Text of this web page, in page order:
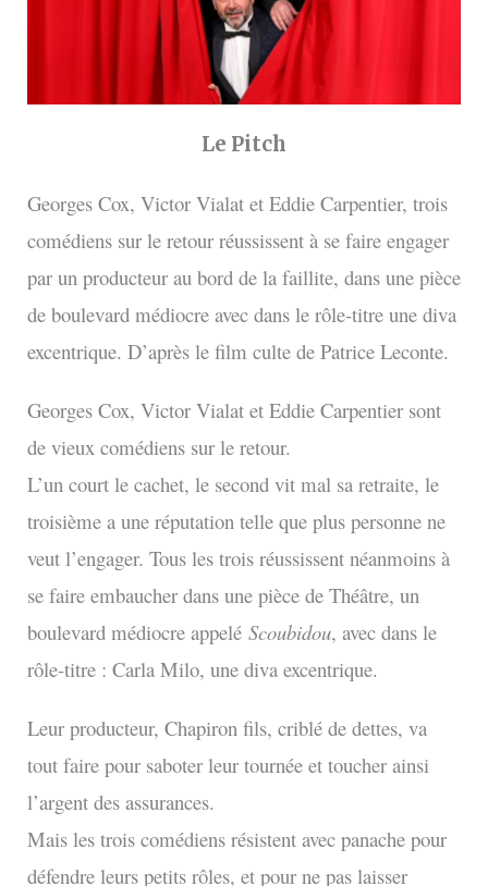
Le Pitch
Georges Cox, Victor Vialat et Eddie Carpentier, trois
comédiens sur le retour réussissent à se faire engager
par un producteur au bord de la faillite, dans une pièce
de boulevard médiocre avec dans le rôle-titre une diva
excentrique. D’après le film culte de Patrice Leconte.
Georges Cox, Victor Vialat et Eddie Carpentier sont
de vieux comédiens sur le retour.
L’un court le cachet, le second vit mal sa retraite, le
troisième a une réputation telle que plus personne ne
veut l’engager. Tous les trois réussissent néanmoins à
se faire embaucher dans une pièce de Théâtre, un
boulevard médiocre appelé Scoubidou, avec dans le
rôle-titre : Carla Milo, une diva excentrique.
Leur producteur, Chapiron fils, criblé de dettes, va
tout faire pour saboter leur tournée et toucher ainsi
l’argent des assurances.
Mais les trois comédiens résistent avec panache pour
défendre leurs petits rôles, et pour ne pas laisser